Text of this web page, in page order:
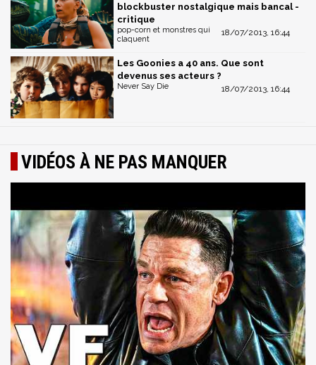
blockbuster nostalgique mais bancal -
critique
18/07/2013, 16:44
pop-corn et monstres qui
claquent
Les Goonies a 40 ans. Que sont
devenus ses acteurs ?
18/07/2013, 16:44
Never Say Die
VIDÉOS À NE PAS MANQUER